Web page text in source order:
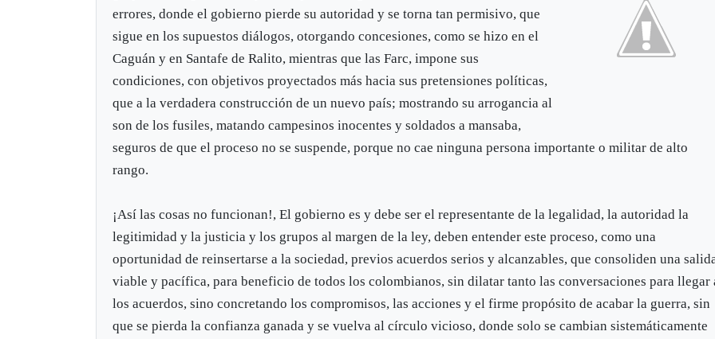
errores, donde el gobierno pierde su autoridad y se torna tan permisivo, que
sigue en los supuestos diálogos, otorgando concesiones, como se hizo en el
Caguán y en Santafe de Ralito, mientras que las Farc, impone sus
condiciones, con objetivos proyectados más hacia sus pretensiones políticas,
que a la verdadera construcción de un nuevo país; mostrando su arrogancia al
son de los fusiles, matando campesinos inocentes y soldados a mansaba,
seguros de que el proceso no se suspende, porque no cae ninguna persona importante o militar de alto
rango.
¡Así las cosas no funcionan!, El gobierno es y debe ser el representante de la legalidad, la autoridad la
legitimidad y la justicia y los grupos al margen de la ley, deben entender este proceso, como una
oportunidad de reinsertarse a la sociedad, previos acuerdos serios y alcanzables, que consoliden una
viable y pacífica, para beneficio de todos los colombianos, sin dilatar tanto las conversaciones para llegar
los acuerdos, sino concretando los compromisos, las acciones y el firme propósito de acabar la guerra, sin
que se pierda la confianza ganada y se vuelva al círculo vicioso, donde solo se cambian sistemáticamente